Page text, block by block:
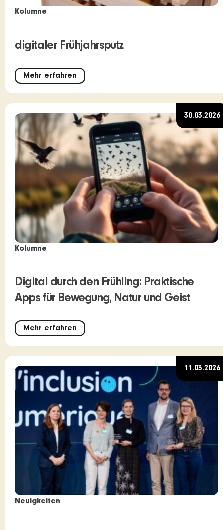
Kolumne
digitaler Frühjahrsputz
Mehr erfahren
Kolumne
Digital durch den Frühling: Praktische
Apps für Bewegung, Natur und Geist
Mehr erfahren
30.03.2026
Neuigkeiten
11.03.2026